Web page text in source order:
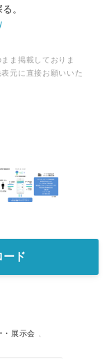
。
ま掲載しておりま
元に直接お願いいた
ード
・展示会